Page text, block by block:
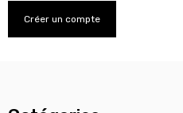
Créer un compte